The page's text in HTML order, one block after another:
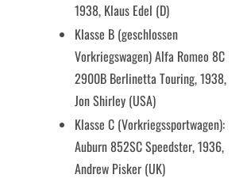
1938, Klaus Edel (D)
Klasse B (geschlossen
Vorkriegswagen) Alfa Romeo 8C
2900B Berlinetta Touring, 1938,
Jon Shirley (USA)
Klasse C (Vorkriegssportwagen):
Auburn 852SC Speedster, 1936,
Andrew Pisker (UK)